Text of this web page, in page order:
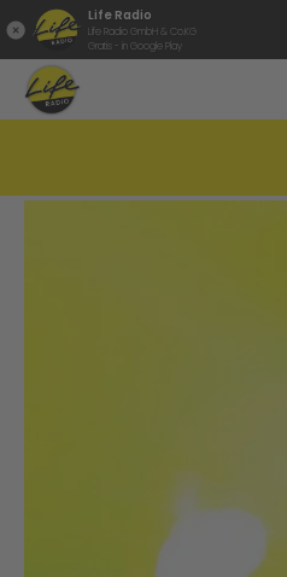
Life Radio
Life Radio GmbH & Co.KG
Gratis - in Google Play